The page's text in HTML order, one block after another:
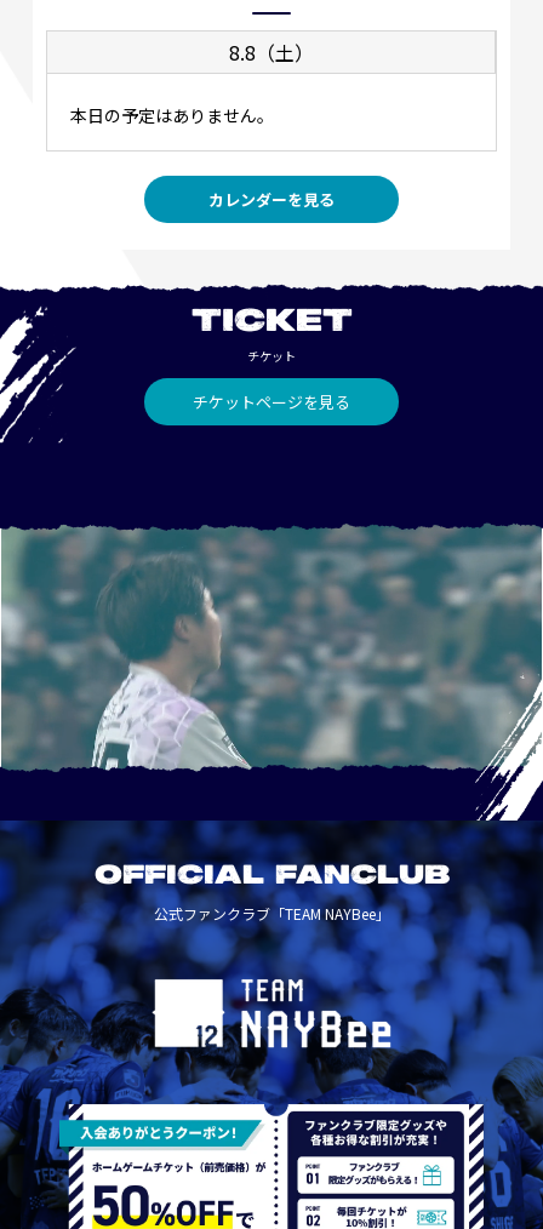
8.8（土）
本日の予定はありません。
カレンダーを見る
TICKET
チケット
チケットページを見る
OFFICIAL FANCLUB
公式ファンクラブ「TEAM NAYBee」